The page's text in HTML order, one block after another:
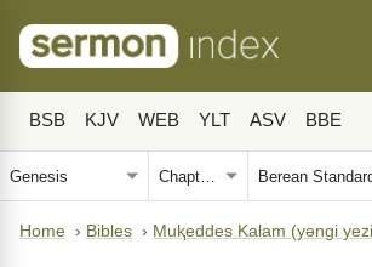
BSB KJV WEB YLT ASV BBE
Home › Bibles › Muⱪeddes Kalam (yǝngi